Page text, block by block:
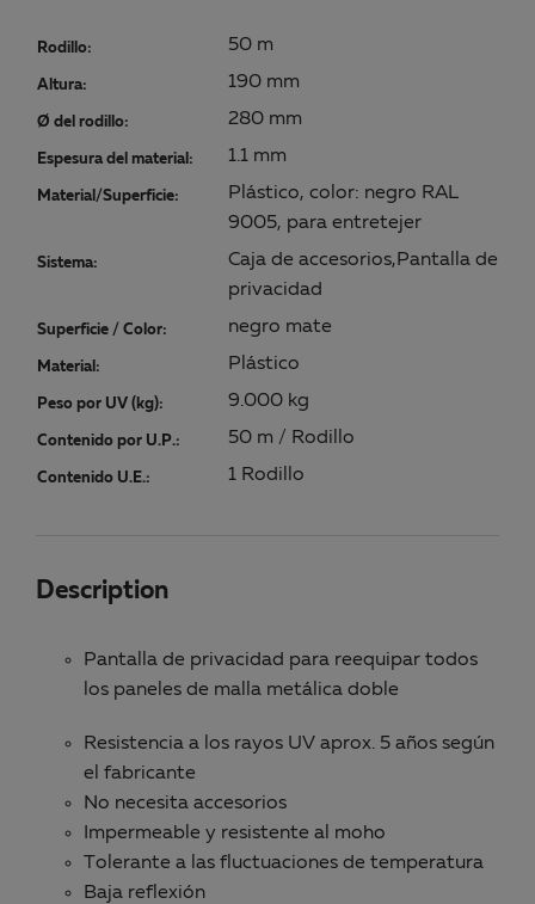
Rodillo: 50 m
Altura: 190 mm
Ø del rodillo: 280 mm
Espesura del material: 1.1 mm
Material/Superficie:
Plástico, color: negro RAL
9005, para entretejer
Sistema:
Caja de accesorios,Pantalla de
privacidad
Superficie / Color: negro mate
Material: Plástico
Peso por UV (kg): 9.000 kg
Contenido por U.P.: 50 m / Rodillo
Contenido U.E.: 1 Rodillo
Description
Pantalla de privacidad para reequipar todos
los paneles de malla metálica doble
Resistencia a los rayos UV aprox. 5 años según
el fabricante
No necesita accesorios
Impermeable y resistente al moho
Tolerante a las fluctuaciones de temperatura
Baja reflexión